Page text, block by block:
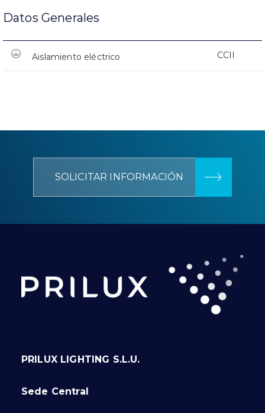
Datos Generales
Aislamiento eléctrico CCII
SOLICITAR INFORMACIÓN
PRILUX LIGHTING S.L.U.
Sede Central